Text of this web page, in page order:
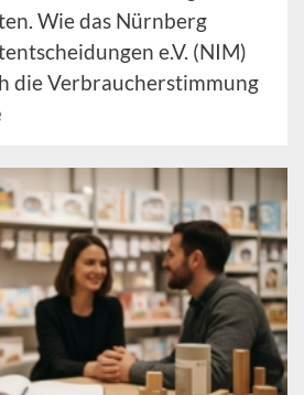
Wie das Nürnberg
e.V. (NIM)
die Verbraucherstimmung